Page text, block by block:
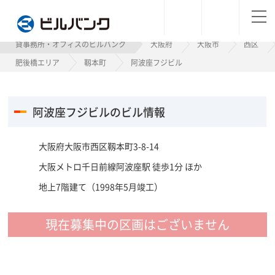
ビルバンク
貸事務所・オフィスのビルバンク 大阪府 大阪市
西区
肥後橋エリア
靱本町 阿波座フジビル
阿波座フジビルのビル情報
大阪府大阪市西区靱本町3-8-14
大阪メトロ千日前線阿波座駅 徒歩1分 ほか
地上7階建て（1998年5月竣工）
現在募集中の区画はございません